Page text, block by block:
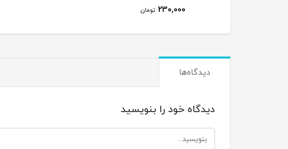
230,000 تومان
دیدگاه‌ها
دیدگاه خود را بنویسید